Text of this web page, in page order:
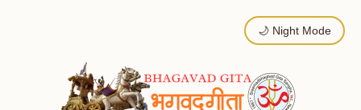
🌙 Night Mode